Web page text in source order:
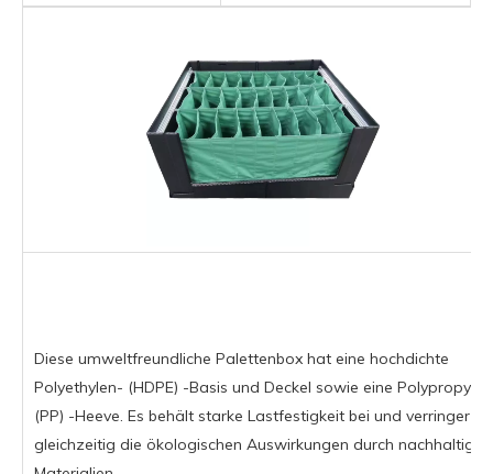
Diese umweltfreundliche Palettenbox hat eine hochdichte
Polyethylen- (HDPE) -Basis und Deckel sowie eine Polypropylen
(PP) -Heeve. Es behält starke Lastfestigkeit bei und verringert
gleichzeitig die ökologischen Auswirkungen durch nachhaltige